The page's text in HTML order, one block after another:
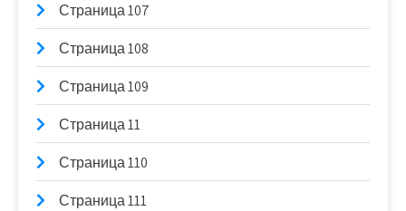
Страница 107
Страница 108
Страница 109
Страница 11
Страница 110
Страница 111